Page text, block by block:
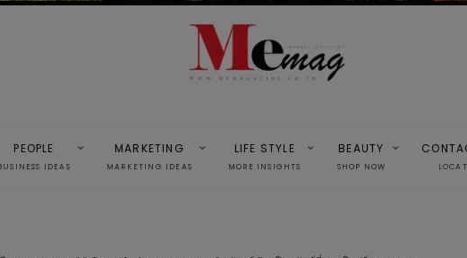
PEOPLE
IDEAS
MARKETING
MARKETING IDEAS
LIFE STYLE
MORE INSIGHTS
BEAUTY
SHOP NOW